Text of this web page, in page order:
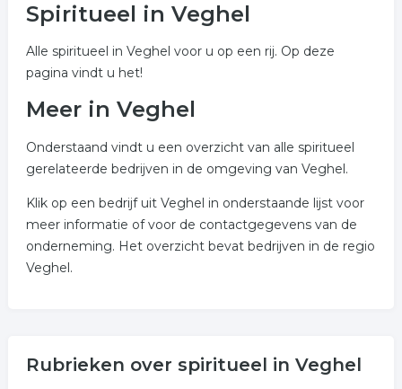
Spiritueel in Veghel
Alle spiritueel in Veghel voor u op een rij. Op deze
pagina vindt u het!
Meer in Veghel
Onderstaand vindt u een overzicht van alle spiritueel
gerelateerde bedrijven in de omgeving van Veghel.
Klik op een bedrijf uit Veghel in onderstaande lijst voor
meer informatie of voor de contactgegevens van de
onderneming. Het overzicht bevat bedrijven in de regio
Veghel.
Rubrieken over spiritueel in Veghel